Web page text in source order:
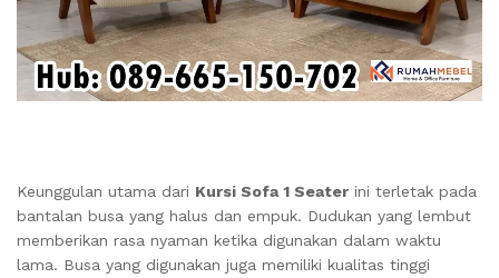
Keunggulan utama dari Kursi Sofa 1 Seater ini terletak pada
bantalan busa yang halus dan empuk. Dudukan yang lembut
memberikan rasa nyaman ketika digunakan dalam waktu
lama. Busa yang digunakan juga memiliki kualitas tinggi